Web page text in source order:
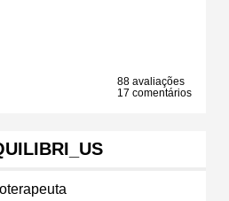
88 avaliações
17 comentários